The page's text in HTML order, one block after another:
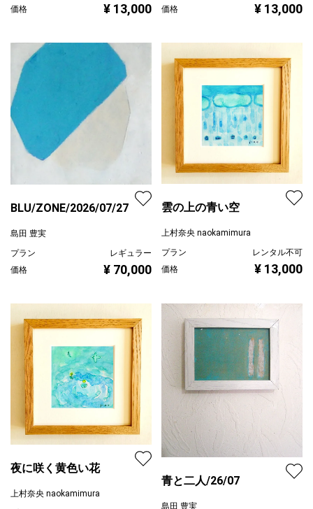
価格
¥ 13,000
価格
¥ 13,000
BLU/ZONE/2026/07/27
島田 豊実
プラン
レギュラー
価格
¥ 70,000
雲の上の青い空
上村奈央 naokamimura
プラン
レンタル不可
価格
¥ 13,000
夜に咲く黄色い花
上村奈央 naokamimura
青と二人/26/07
島田 豊実